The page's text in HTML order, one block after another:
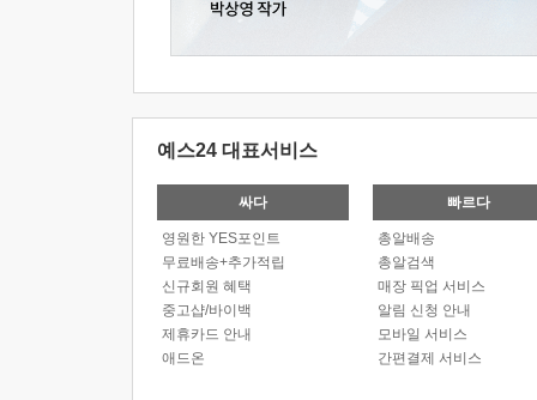
예스24 대표서비스
싸다
영원한 YES포인트
무료배송+추가적립
신규회원 혜택
중고샵/바이백
제휴카드 안내
애드온
빠르다
총알배송
총알검색
매장 픽업 서비스
알림 신청 안내
모바일 서비스
간편결제 서비스